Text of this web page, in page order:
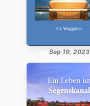
Sep 19, 2023